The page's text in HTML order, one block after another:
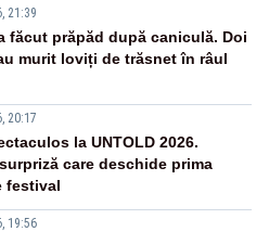
21:39
făcut prăpăd după caniculă. Doi
murit loviți de trăsnet în râul
20:17
la UNTOLD 2026.
care deschide prima
festival
19:56